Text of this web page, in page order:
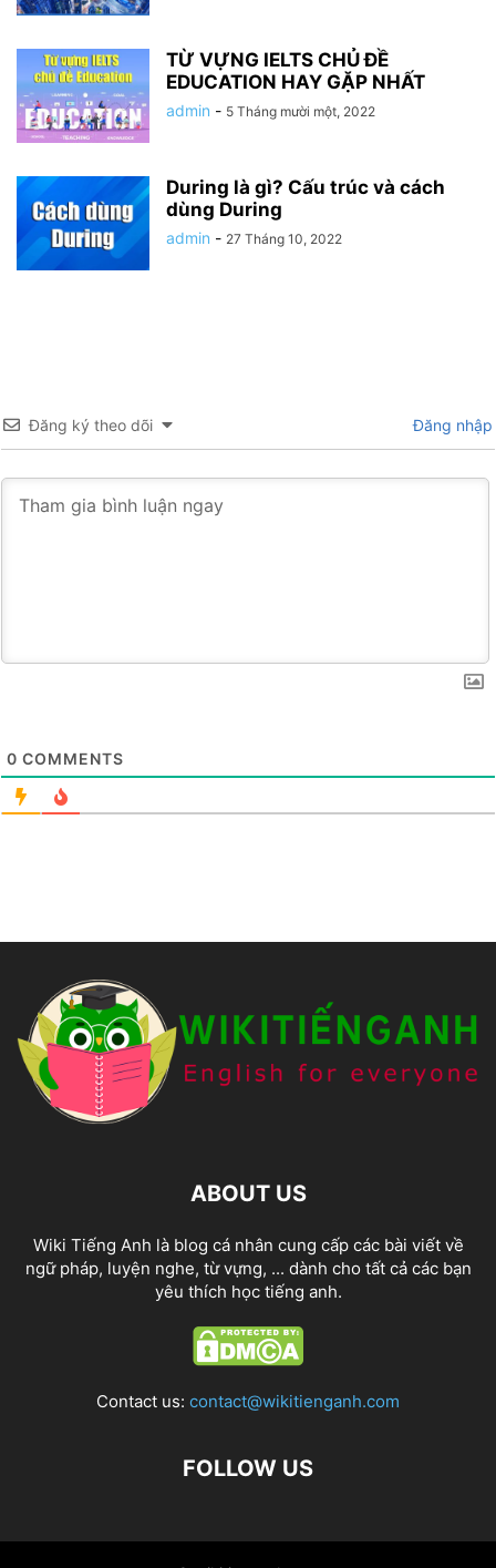
TỪ VỰNG IELTS CHỦ ĐỀ
EDUCATION HAY GẶP NHẤT
admin - 5 Tháng mười một, 2022
During là gì? Cấu trúc và cách
dùng During
admin - 27 Tháng 10, 2022
Đăng ký theo dõi Đăng nhập
0 COMMENTS
ABOUT US
Wiki Tiếng Anh là blog cá nhân cung cấp các bài viết về
ngữ pháp, luyện nghe, từ vựng, ... dành cho tất cả các bạn
yêu thích học tiếng anh.
Contact us: contact@wikitienganh.com
FOLLOW US